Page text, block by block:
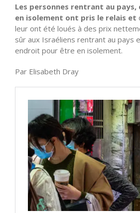
Les personnes rentrant au pays,
en isolement ont pris le relais et
leur ont été loués à des prix
sûr aux Israéliens rentrant au pays
endroit pour être en isolement.
Par Elisabeth Dray